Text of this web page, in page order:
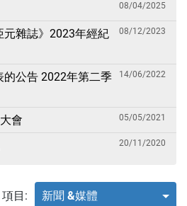
08/04/2025
元雜誌》2023年經紀
08/12/2023
公告 2022年第二季
14/06/2022
會 05/05/2021
20/11/2020
項目: 新聞 &媒體